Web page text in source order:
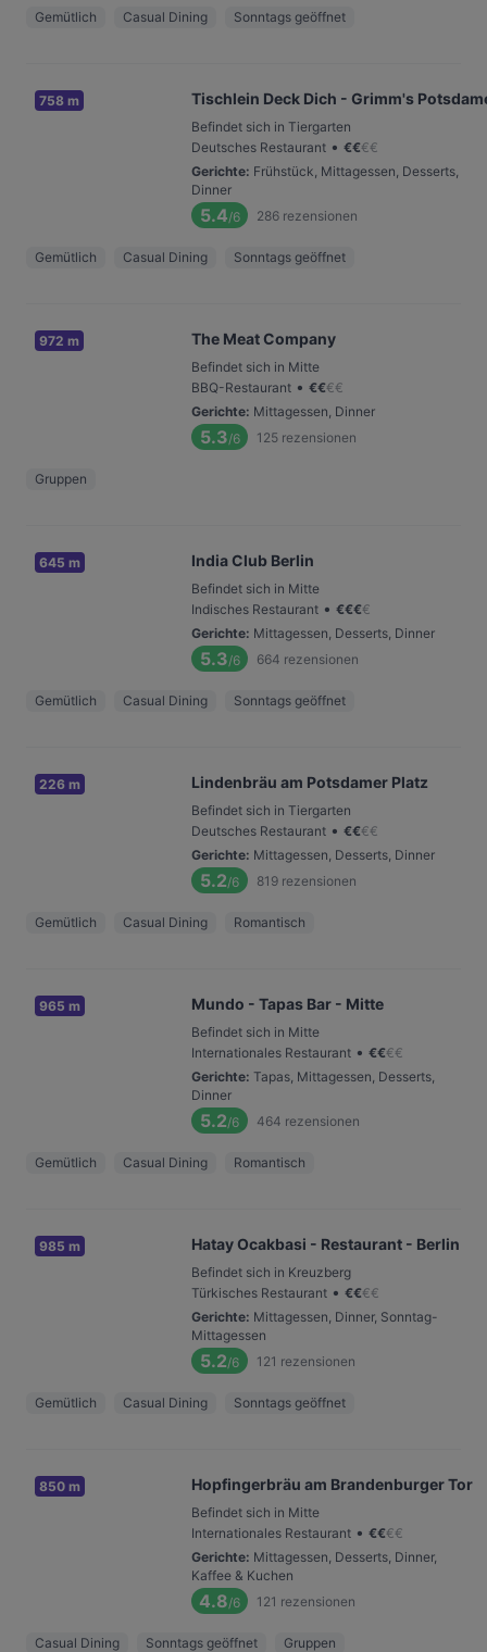
Gemütlich Casual Dining Sonntags geöffnet
758 m Tischlein Deck Dich - Grimm's
Befindet sich in Tiergarten
Deutsches Restaurant • €€€€
Gerichte: Frühstück, Mittagessen, Desserts,
Dinner
5.4/6 286 rezensionen
Gemütlich Casual Dining Sonntags geöffnet
972 m The Meat Company
Befindet sich in Mitte
BBQ-Restaurant • €€€€
Gerichte: Mittagessen, Dinner
5.3/6 125 rezensionen
Gruppen
645 m India Club Berlin
Befindet sich in Mitte
Indisches Restaurant • €€€€
Gerichte: Mittagessen, Desserts, Dinner
5.3/6 664 rezensionen
Gemütlich Casual Dining Sonntags geöffnet
226 m Lindenbräu am Potsdamer Platz
Befindet sich in Tiergarten
Deutsches Restaurant • €€€€
Gerichte: Mittagessen, Desserts, Dinner
5.2/6 819 rezensionen
Gemütlich Casual Dining Romantisch
965 m Mundo - Tapas Bar - Mitte
Befindet sich in Mitte
Internationales Restaurant • €€€€
Gerichte: Tapas, Mittagessen, Desserts,
Dinner
5.2/6 464 rezensionen
Gemütlich Casual Dining Romantisch
985 m Hatay Ocakbasi - Restaurant - Berlin
Befindet sich in Kreuzberg
Türkisches Restaurant • €€€€
Gerichte: Mittagessen, Dinner, Sonntag-
Mittagessen
5.2/6 121 rezensionen
Gemütlich Casual Dining Sonntags geöffnet
850 m Hopfingerbräu am Brandenburger Tor
Befindet sich in Mitte
Internationales Restaurant • €€€€
Gerichte: Mittagessen, Desserts, Dinner,
Kaffee & Kuchen
4.8/6 121 rezensionen
Casual Dining Sonntags geöffnet Gruppen